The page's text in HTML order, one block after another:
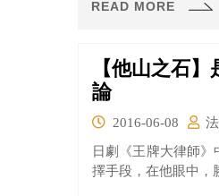
READ MORE
【他山之石
論
2016-06-08
日劇《王牌大律師
擇手段，在他眼中，